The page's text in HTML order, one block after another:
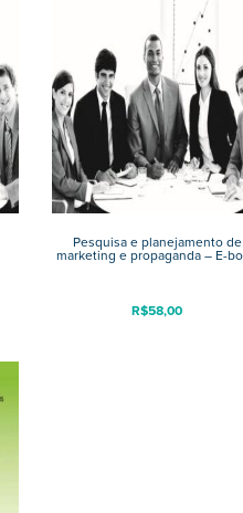
Pesquisa e planejamento de
marketing e propaganda – E-
R$58,00